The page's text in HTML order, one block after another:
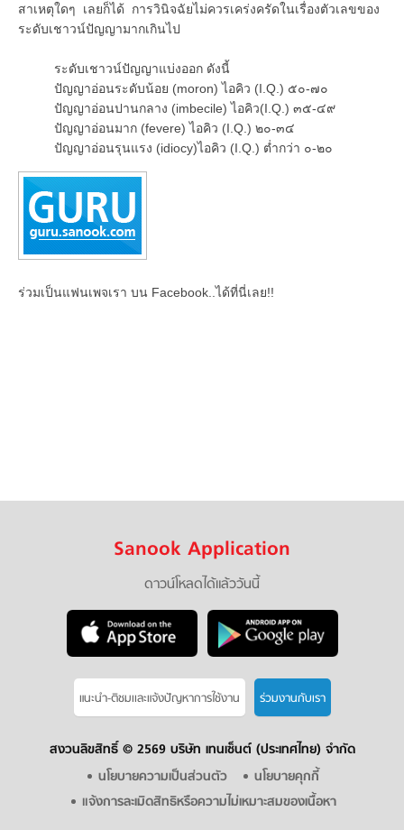
สาเหตุใดๆ เลยก็ได้ การวินิจฉัยไม่ควรเคร่งครัดในเรื่องตัวเลขของ
ระดับเชาวน์ปัญญามากเกินไป
ระดับเชาวน์ปัญญาแบ่งออก ดังนี้
ปัญญาอ่อนระดับน้อย (moron) ไอคิว (I.Q.) ๕๐-๗๐
ปัญญาอ่อนปานกลาง (imbecile) ไอคิว(I.Q.) ๓๕-๔๙
ปัญญาอ่อนมาก (fevere) ไอคิว (I.Q.) ๒๐-๓๔
ปัญญาอ่อนรุนแรง (idiocy)ไอคิว (I.Q.) ต่ำกว่า ๐-๒๐
ร่วมเป็นแฟนเพจเรา บน Facebook..ได้ที่นี่เลย!!
Sanook Application
ดาวน์โหลดได้แล้ววันนี้
แนะนำ-ติชมเเละแจ้งปัญหาการใช้งาน ร่วมงานกับเรา
สงวนลิขสิทธิ์ © 2569 บริษัท เทนเซ็นต์ (ประเทศไทย) จำกัด
นโยบายความเป็นส่วนตัว
นโยบายคุกกี้
แจ้งการละเมิดสิทธิหรือความไม่เหมาะสมของเนื้อหา